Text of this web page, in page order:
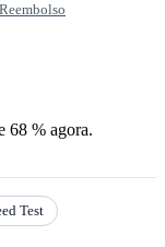
68 % agora.
Test